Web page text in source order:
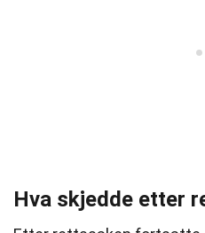
Hva skjedde etter